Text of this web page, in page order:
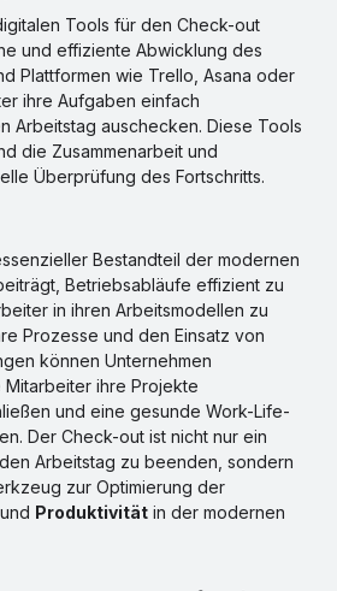
Tools für den Check-out
und effiziente Abwicklung des
Plattformen wie Trello, Asana oder
ihre Aufgaben einfach
Arbeitstag auschecken. Diese Tools
die Zusammenarbeit und
Überprüfung des Fortschritts.
Bestandteil der modernen
Betriebsabläufe effizient zu
in ihren Arbeitsmodellen zu
Prozesse und den Einsatz von
können Unternehmen
ihre Projekte
und eine gesunde Work-Life-
Der Check-out ist nicht nur ein
Arbeitstag zu beenden, sondern
zur Optimierung der
und Produktivitätin der modernen